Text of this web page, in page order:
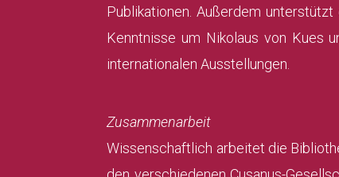
Publikationen. Außerdem
Kenntnisse um Nikolaus von Kues
internationalen Ausstellungen.
Zusammenarbeit
Wissenschaftlich arbeitet die